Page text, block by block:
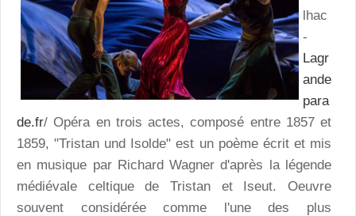
lhac
-
Lagr
ande
para
de.fr/ Opéra en trois actes, composé entre 1857 et
1859, "Tristan und Isolde" est un poème écrit et mis
en musique par Richard Wagner d'après la légende
médiévale celtique de Tristan et Iseut. Oeuvre
souvent considérée comme l'une des plus